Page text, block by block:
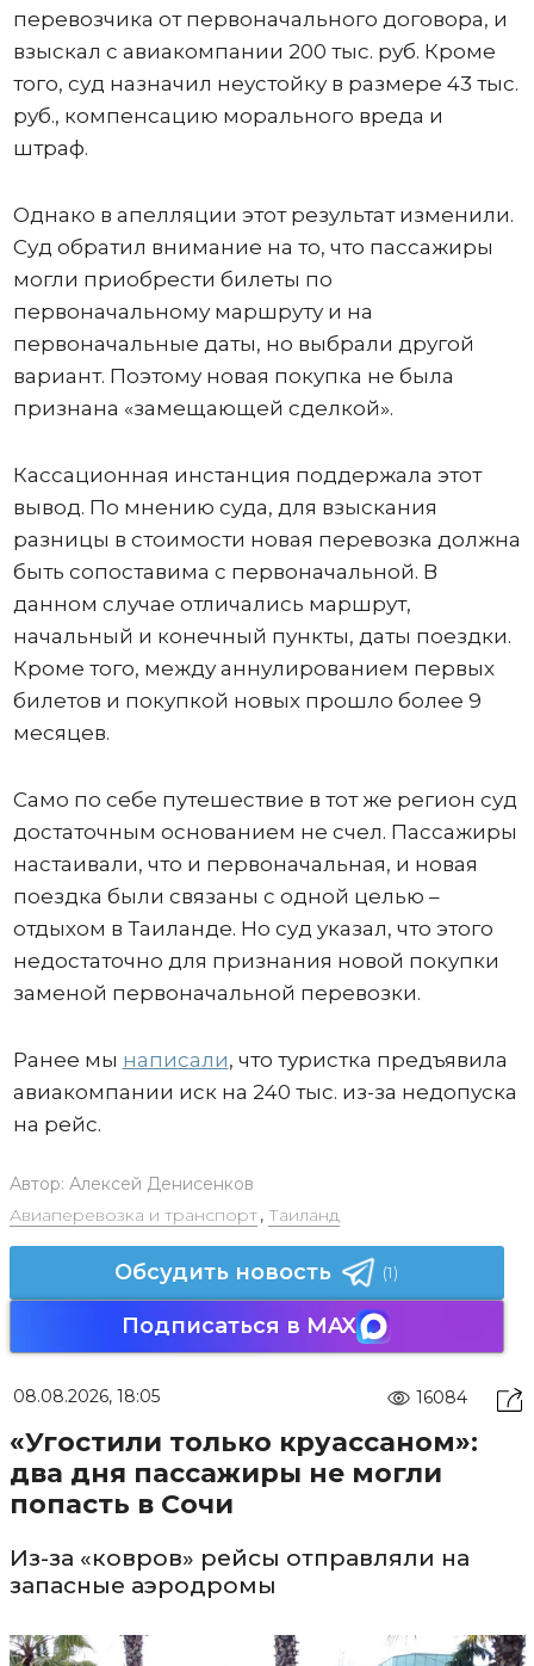
перевозчика от первоначального договора, и
взыскал с авиакомпании 200 тыс. руб. Кроме
того, суд назначил неустойку в размере 43 тыс.
руб., компенсацию морального вреда и
штраф.
Однако в апелляции этот результат изменили.
Суд обратил внимание на то, что пассажиры
могли приобрести билеты по
первоначальному маршруту и на
первоначальные даты, но выбрали другой
вариант. Поэтому новая покупка не была
признана «замещающей сделкой».
Кассационная инстанция поддержала этот
вывод. По мнению суда, для взыскания
разницы в стоимости новая перевозка должна
быть сопоставима с первоначальной. В
данном случае отличались маршрут,
начальный и конечный пункты, даты поездки.
Кроме того, между аннулированием первых
билетов и покупкой новых прошло более 9
месяцев.
Само по себе путешествие в тот же регион суд
достаточным основанием не счел. Пассажиры
настаивали, что и первоначальная, и новая
поездка были связаны с одной целью –
отдыхом в Таиланде. Но суд указал, что этого
недостаточно для признания новой покупки
заменой первоначальной перевозки.
Ранее мы написали, что туристка предъявила
авиакомпании иск на 240 тыс. из-за недопуска
на рейс.
Автор: Алексей Денисенков
Авиаперевозка и транспорт, Таиланд
Обсудить новость (1)
Подписаться в MAX
08.08.2026, 18:05 16084
«Угостили только круассаном»:
два дня пассажиры не могли
попасть в Сочи
Из-за «ковров» рейсы отправляли на
запасные аэродромы